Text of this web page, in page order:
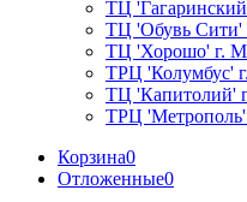
ТЦ
ТЦ 'Обувь Сити'
ТЦ 'Хорошо' г.
ТРЦ 'Колумбус'
ТЦ 'Капитолий'
ТРЦ
Корзина0
Отложенные0